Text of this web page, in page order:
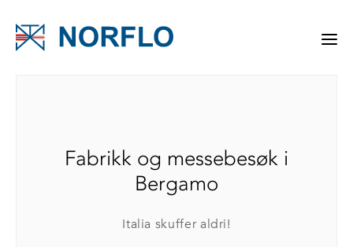
Fabrikk og messebesøk i
Bergamo
Italia skuffer aldri!